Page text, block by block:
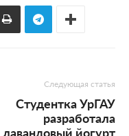
Следующая статья
Студентка УрГАУ
разработала
лавандовый йогурт